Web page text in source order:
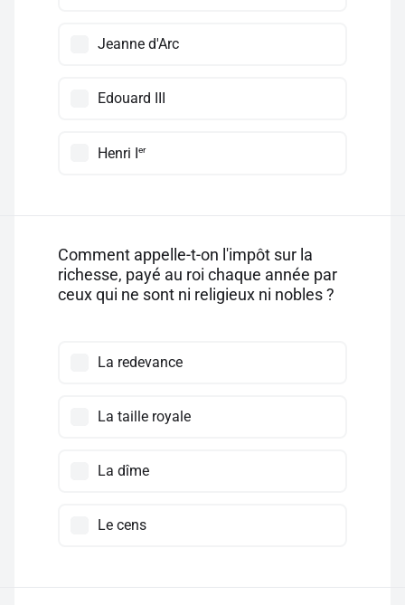
Jeanne d'Arc
Edouard III
Henri Ier
Comment appelle-t-on l'impôt sur la
richesse, payé au roi chaque année par
ceux qui ne sont ni religieux ni nobles ?
La redevance
La taille royale
La dîme
Le cens